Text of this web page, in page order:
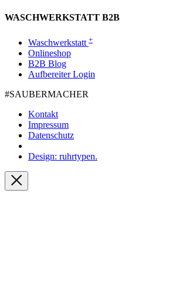
WASCHWERKSTATT B2B
Waschwerkstatt +
Onlineshop
B2B Blog
Aufbereiter Login
#SAUBER­MACHER
Kontakt
Impressum
Datenschutz
Design: ruhrtypen.